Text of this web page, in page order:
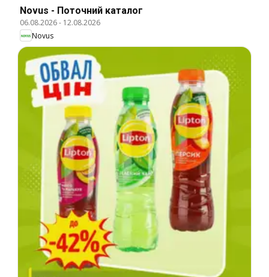
Novus - Поточний каталог
06.08.2026- 12.08.2026
Novus